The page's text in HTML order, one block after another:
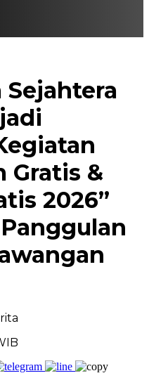
Sejahtera
Gratis &
2026”